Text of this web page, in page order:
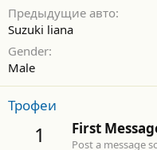
Предыдущие авто
Suzuki liana
Gender
Male
Трофеи
1 First
Post a message